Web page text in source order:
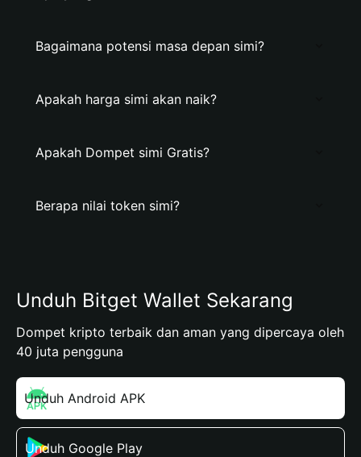
Bagaimana potensi masa depan simi?
Apakah harga simi akan naik?
Apakah Dompet simi Gratis?
Berapa nilai token simi?
Unduh Bitget Wallet Sekarang
Dompet kripto terbaik dan aman yang dipercaya oleh
40 juta pengguna
Unduh Android APK
Unduh Google Play